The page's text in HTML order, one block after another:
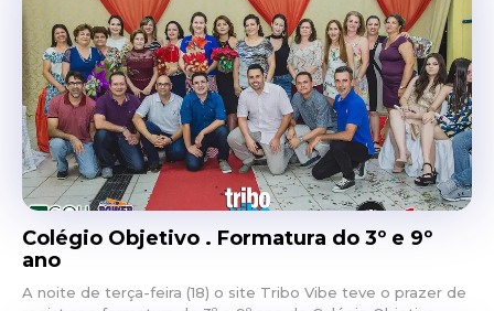
Colégio Objetivo . Formatura do 3º e 9º
ano
A noite de terça-feira (18) o site Tribo Vibe teve o prazer de